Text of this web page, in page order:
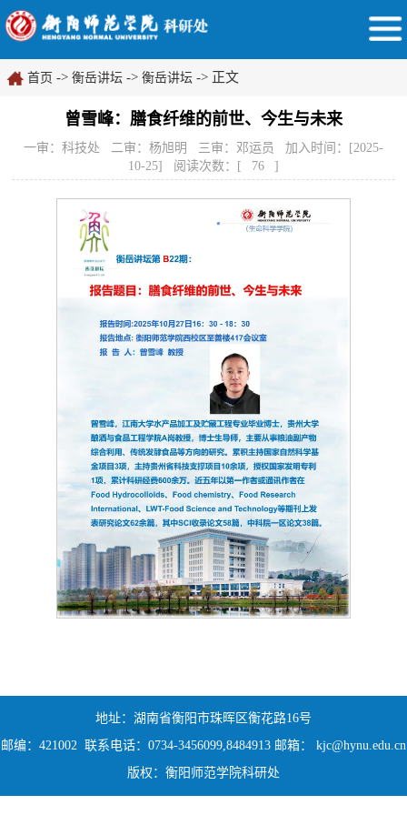
首页 -> 衡岳讲坛 -> 衡岳讲坛 -> 正文
曾雪峰：膳食纤维的前世、今生与未来
一审：科技处 二审：杨旭明 三审：邓运员 加入时间：[2025-
10-25] 阅读次数：[
76 ]
地址：湖南省衡阳市珠晖区衡花路16号
邮编：421002 联系电话：0734-3456099,8484913 邮箱： kjc@hynu.edu.cn
版权：衡阳师范学院科研处